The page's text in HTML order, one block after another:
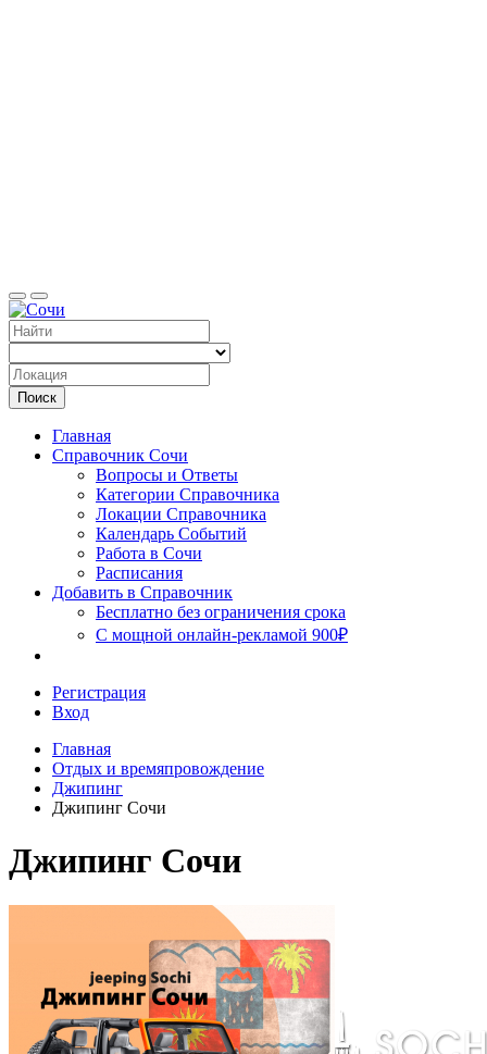
Сочи
Поиск
Главная
Справочник Сочи
Вопросы и Ответы
Категории Справочника
Локации Справочника
Календарь Событий
Работа в Сочи
Расписания
Добавить в Справочник
Бесплатно без ограничения срока
С мощной онлайн-рекламой 900₽
Регистрация
Вход
Главная
Отдых и времяпровождение
Джипинг
Джипинг Сочи
Джипинг Сочи